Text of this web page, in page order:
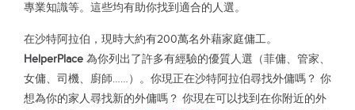
專業知識等。這些均有助你找到適合的人選。
在沙特阿拉伯，現時大約有200萬名外藉家庭傭工。
HelperPlace 為你列出了許多有經驗的優質人選（菲傭、管家、
女傭、司機、廚師……）。你現正在沙特阿拉伯尋找外傭嗎？ 你
想為你的家人尋找新的外傭嗎？ 你現在可以找到在你附近的外